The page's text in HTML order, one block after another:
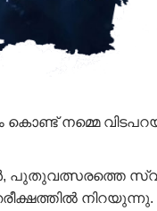
നമ്മെ
പുതുവത്സരത്തെ
നിറയുന്നു.